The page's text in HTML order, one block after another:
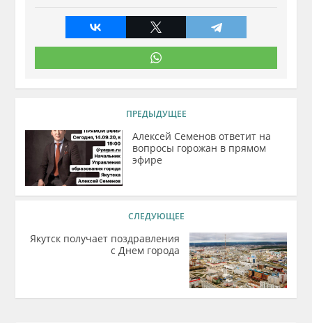
ПРЕДЫДУЩЕЕ
Алексей Семенов ответит на
вопросы горожан в прямом
эфире
СЛЕДУЮЩЕЕ
Якутск получает поздравления
с Днем города